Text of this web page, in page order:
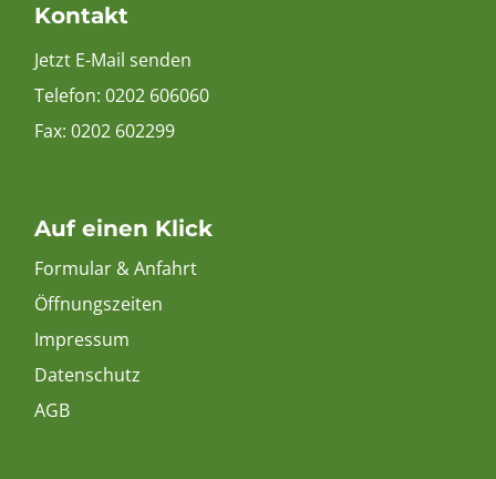
Kontakt
Jetzt E-Mail senden
Telefon: 0202 606060
Fax: 0202 602299
Auf einen Klick
Formular & Anfahrt
Öffnungszeiten
Impressum
Datenschutz
AGB